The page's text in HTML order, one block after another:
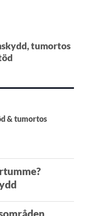
tumortos
& tumortos